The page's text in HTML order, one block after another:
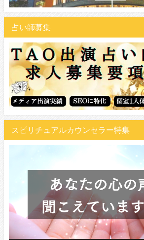
占い師募集
スピリチュアルカウンセラー特集